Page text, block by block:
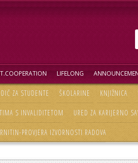
LIFELONG
ZA STUDENTE ŠKOLARINE KNJIŽNICA
S INVALIDITETOM URED ZA KARIJERNO
PROVJERA IZVORNOSTI RADOVA